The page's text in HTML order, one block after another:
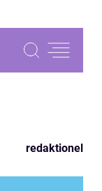
redaktionel